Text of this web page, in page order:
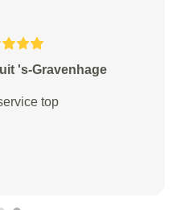
's-Gravenhage
top